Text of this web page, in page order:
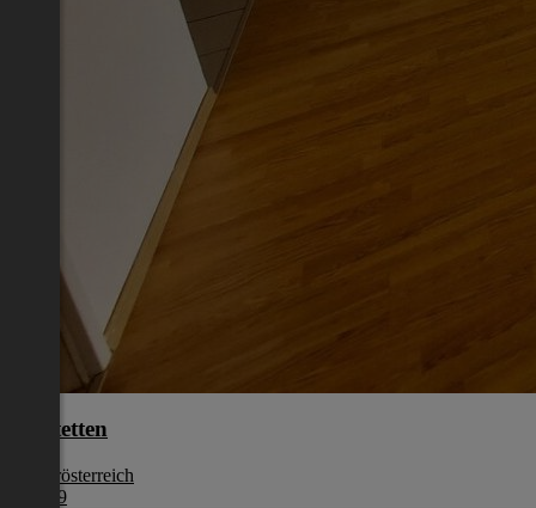
Amstetten
Niederösterreich
€ 1.039